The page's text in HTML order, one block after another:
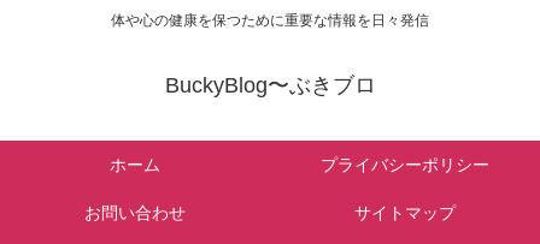
体や心の健康を保つために重要な情報を日々発信
BuckyBlog〜ぶきブロ
ホーム プライバシーポリシー
お問い合わせ サイトマップ